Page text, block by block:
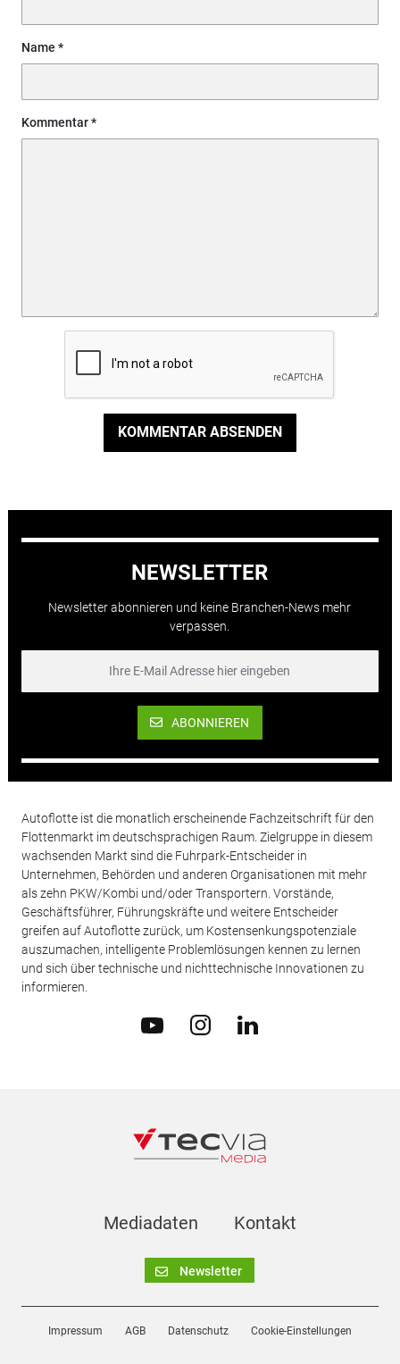
Name
Kommentar
KOMMENTAR ABSENDEN
NEWSLETTER
Newsletter abonnieren und keine Branchen-News mehr
verpassen.
ABONNIEREN
Autoflotte ist die monatlich erscheinende Fachzeitschrift für den
Flottenmarkt im deutschsprachigen Raum. Zielgruppe in diesem
wachsenden Markt sind die Fuhrpark-Entscheider in
Unternehmen, Behörden und anderen Organisationen mit mehr
als zehn PKW/Kombi und/oder Transportern. Vorstände,
Geschäftsführer, Führungskräfte und weitere Entscheider
greifen auf Autoflotte zurück, um Kostensenkungspotenziale
auszumachen, intelligente Problemlösungen kennen zu lernen
und sich über technische und nichttechnische Innovationen zu
informieren.
Mediadaten Kontakt
Newsletter
Impressum AGB Datenschutz Cookie-Einstellungen